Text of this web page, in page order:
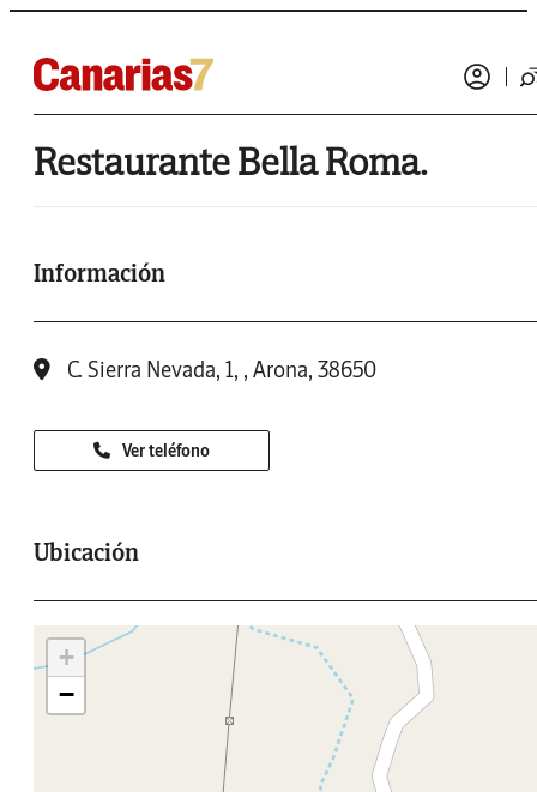
Restaurante Bella Roma.
Información
C. Sierra Nevada, 1, , Arona, 38650
Ver teléfono
Ubicación
+
−